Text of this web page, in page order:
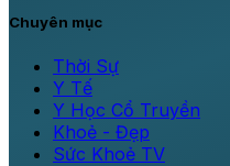
Chuyên mục
Thời Sự
Y Tế
Y Học Cổ Truyền
Khoẻ - Đẹp
Sức Khoẻ TV